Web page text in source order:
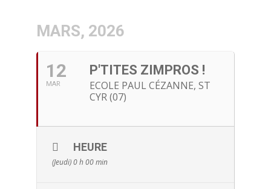
MARS, 2026
12
MAR
P'TITES ZIMPROS !
ECOLE PAUL CÉZANNE, ST
CYR (07)
HEURE
(Jeudi) 0 h 00 min